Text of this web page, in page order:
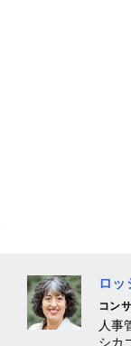
ロッ
コン
人事
シカ